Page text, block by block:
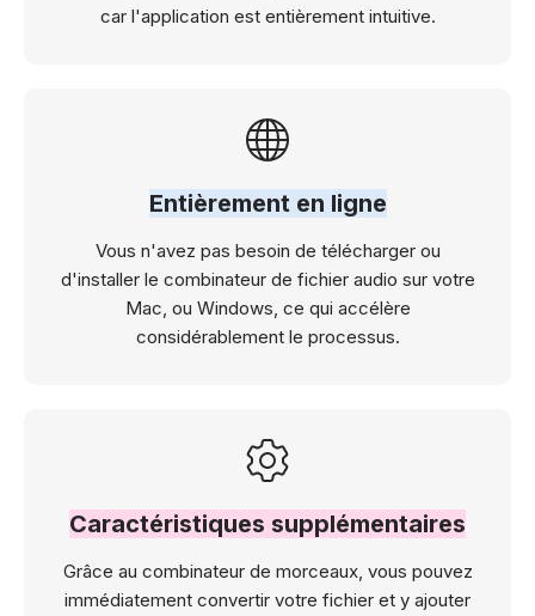
car l'application est entièrement intuitive.
Entièrement en ligne
Vous n'avez pas besoin de télécharger ou
d'installer le combinateur de fichier audio sur votre
Mac, ou Windows, ce qui accélère
considérablement le processus.
Caractéristiques supplémentaires
Grâce au combinateur de morceaux, vous pouvez
immédiatement convertir votre fichier et y ajouter